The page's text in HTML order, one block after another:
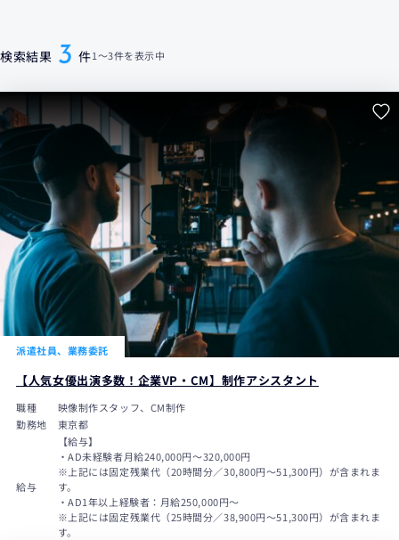
検索結果 3 件1〜3件を表示中
派遣社員、業務委託
【人気女優出演多数！企業VP・CM】制作アシスタント
職種
映像制作スタッフ、CM制作
勤務地
東京都
給与
【給与】
・AD未経験者月給240,000円〜320,000円
※上記には固定残業代（20時間分／30,800円～51,300円）が含まれま
す。
・AD1年以上経験者：月給250,000円～
※上記には固定残業代（25時間分／38,900円～51,300円）が含まれま
す。